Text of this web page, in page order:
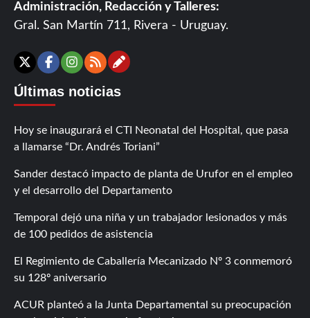
Administración, Redacción y Talleres:
Gral. San Martín 711, Rivera - Uruguay.
X Facebook
Instagram
RSSContáctanos
Últimas noticias
Hoy se inaugurará el CTI Neonatal del Hospital, que pasa
a llamarse “Dr. Andrés Toriani”
Sander destacó impacto de planta de Urufor en el empleo
y el desarrollo del Departamento
Temporal dejó una niña y un trabajador lesionados y más
de 100 pedidos de asistencia
El Regimiento de Caballería Mecanizado Nº 3 conmemoró
su 128º aniversario
ACUR planteó a la Junta Departamental su preocupación